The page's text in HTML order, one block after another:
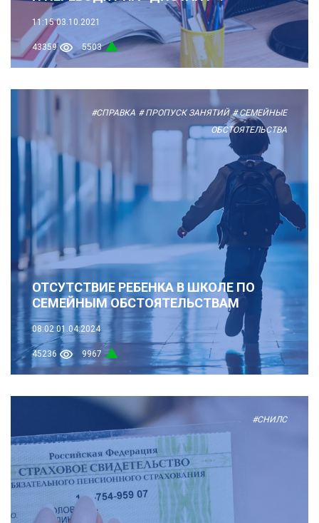
11:15 03.10.2021
43359 5503
#СПРАВКА # ПРОПУСК ЗАНЯТИЙ # СЕМЕЙНЫЕ
ОБСТОЯТЕЛЬСТВА
ОТСУТСТВИЕ РЕБЕНКА В ШКОЛЕ ПО
СЕМЕЙНЫМ ОБСТОЯТЕЛЬСТВАМ
08:02 01.04.2024
45236 9967
#СНИЛС